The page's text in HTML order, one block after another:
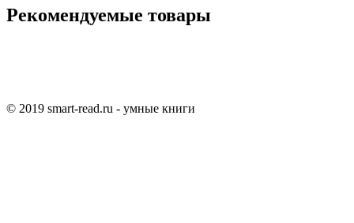
Рекомендуемые товары
© 2019 smart-read.ru - умные книги